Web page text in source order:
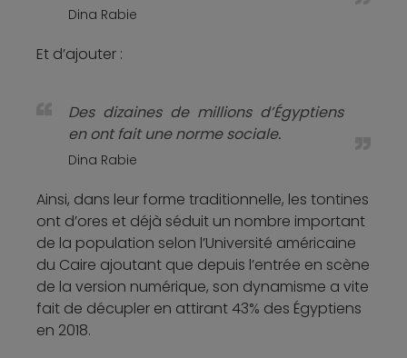
Dina Rabie
Et d’ajouter :
Des dizaines de millions d’Égyptiens
en ont fait une norme sociale.
Dina Rabie
Ainsi, dans leur forme traditionnelle, les tontines
ont d’ores et déjà séduit un nombre important
de la population selon l’Université américaine
du Caire ajoutant que depuis l’entrée en scène
de la version numérique, son dynamisme a vite
fait de décupler en attirant 43% des Égyptiens
en 2018.